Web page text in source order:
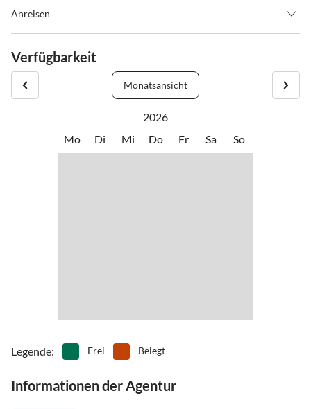
Anreisen
Sollten Sie später oder früher anreisen wollen, bitte kontaktieren
Sie uns telefonisch.
Verfügbarkeit
Monatsansicht
2026
Mo
Di Mi Do Fr Sa So
Legende: Frei Belegt
Informationen der Agentur